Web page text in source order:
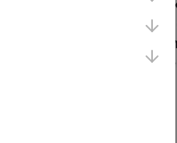
nieuwe routes
aanwezig, je
een nieuwe
lang gratis en